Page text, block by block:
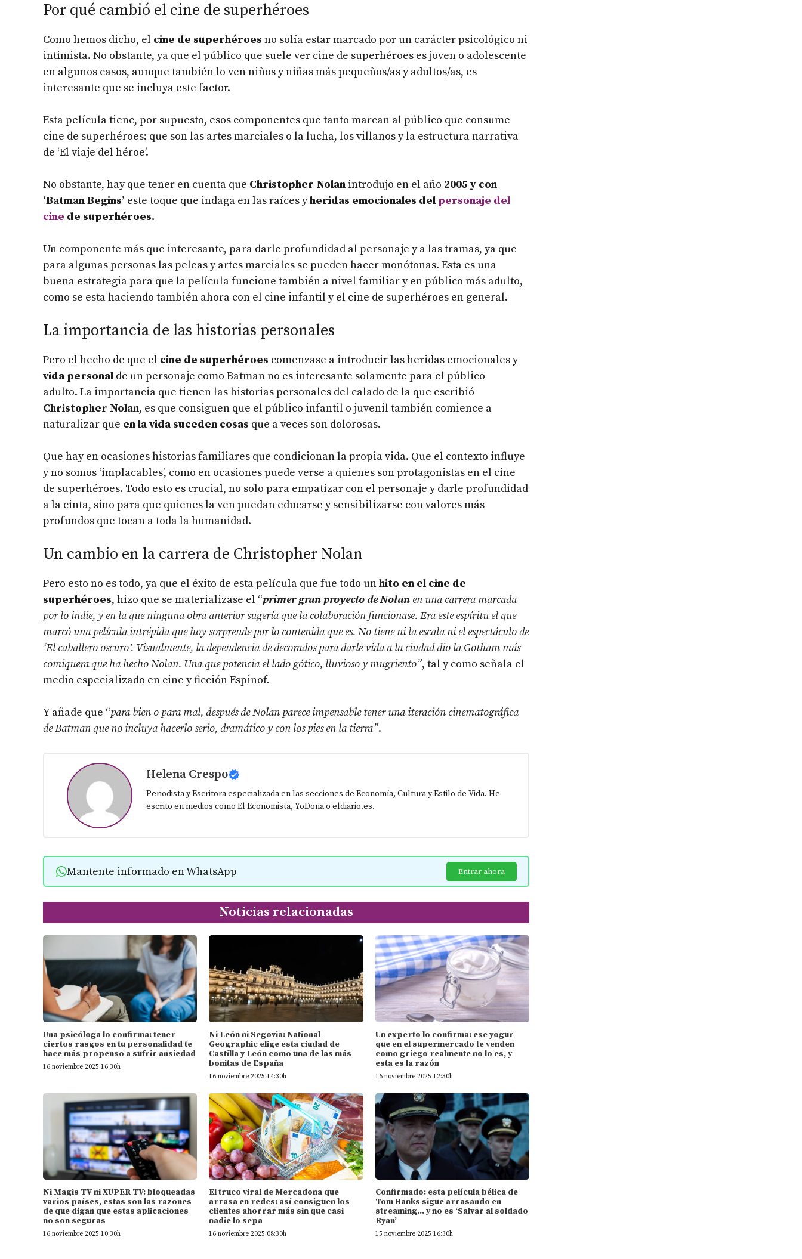
Por qué cambió el cine de superhéroes
Como hemos dicho, el cine de superhéroes no solía estar marcado por un carácter psicológico ni
intimista. No obstante, ya que el público que suele ver cine de superhéroes es joven o adolescente
en algunos casos, aunque también lo ven niños y niñas más pequeños/as y adultos/as, es
interesante que se incluya este factor.
Esta película tiene, por supuesto, esos componentes que tanto marcan al público que consume
cine de superhéroes: que son las artes marciales o la lucha, los villanos y la estructura narrativa
de ‘El viaje del héroe’.
No obstante, hay que tener en cuenta que Christopher Nolan introdujo en el año 2005 y con
‘Batman Begins’ este toque que indaga en las raíces yheridas emocionales del personaje del
cine de superhéroes.
Un componente más que interesante, para darle profundidad al personaje y a las tramas, ya que
para algunas personas las peleas y artes marciales se pueden hacer monótonas. Esta es una
buena estrategia para que la película funcione también a nivel familiar y en público más adulto,
como se esta haciendo también ahora con el cine infantil y el cine de superhéroes en general.
La importancia de las historias personales
Pero el hecho de que el cine de superhéroes comenzase a introducir las heridas emocionales y
vida personal de un personaje como Batman no es interesante solamente para el público
adulto. La importancia que tienen las historias personales del calado de la que escribió
Christopher Nolan, es que consiguen que el público infantil o juvenil también comience a
naturalizar que en la vida suceden cosas que a veces son dolorosas.
Que hay en ocasiones historias familiares que condicionan la propia vida. Que el contexto influye
y no somos ‘implacables’, como en ocasiones puede verse a quienes son protagonistas en el cine
de superhéroes. Todo esto es crucial, no solo para empatizar con el personaje y darle profundidad
a la cinta, sino para que quienes la ven puedan educarse y sensibilizarse con valores más
profundos que tocan a toda la humanidad.
Un cambio en la carrera de Christopher Nolan
Pero esto no es todo, ya que el éxito de esta película que fue todo unhito en el cine de
superhéroes, hizo que se materializase el “primer gran proyecto de Nolan en una carrera marcada
por lo indie, y en la que ninguna obra anterior sugería que la colaboración funcionase. Era este espíritu el que
marcó una película intrépida que hoy sorprende por lo contenida que es. No tiene ni la escala ni el espectáculo de
‘El caballero oscuro’. Visualmente, la dependencia de decorados para darle vida a la ciudad dio la Gotham más
comiquera que ha hecho Nolan. Una que potencia el lado gótico, lluvioso y mugriento”, tal y como señala el
medio especializado en cine y ficción Espinof.
Y añade que “para bien o para mal, después de Nolan parece impensable tener una iteración cinematográfica
de Batman que no incluya hacerlo serio, dramático y con los pies en la tierra”.
Helena Crespo
Periodista y Escritora especializada en las secciones de Economía, Cultura y Estilo de Vida. He
escrito en medios como El Economista, YoDona o eldiario.es.
Mantente informado en WhatsApp Entrar ahora
Noticias relacionadas
Una psicóloga lo confirma: tener
ciertos rasgos en tu personalidad te
hace más propenso a sufrir ansiedad
16 noviembre 2025 16:30h
Ni León ni Segovia: National
Geographic elige esta ciudad de
Castilla y León como una de las más
bonitas de España
16 noviembre 2025 14:30h
Un experto lo confirma: ese yogur
que en el supermercado te venden
como griego realmente no lo es, y
esta es la razón
16 noviembre 2025 12:30h
Ni Magis TV ni XUPER TV: bloqueadas
varios países, estas son las razones
de que digan que estas aplicaciones
no son seguras
16 noviembre 2025 10:30h
El truco viral de Mercadona que
arrasa en redes: así consiguen los
clientes ahorrar más sin que casi
nadie lo sepa
16 noviembre 2025 08:30h
Confirmado: esta película bélica de
Tom Hanks sigue arrasando en
streaming… y no es ‘Salvar al soldado
Ryan’
15 noviembre 2025 16:30h